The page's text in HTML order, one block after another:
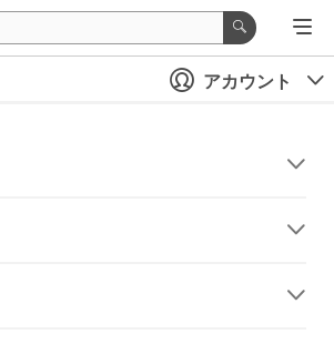
アカウント